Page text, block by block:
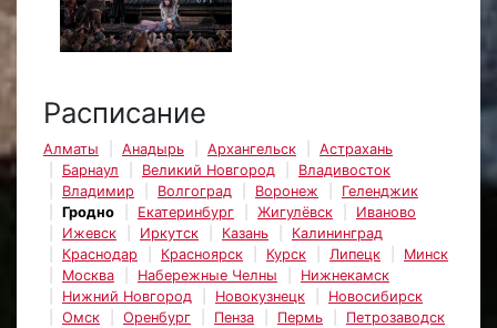
Расписание
Алматы Анадырь Архангельск
Астрахань
Барнаул
Великий Новгород
Владивосток
Владимир
Волгоград Воронеж
Геленджик
Гродно
Екатеринбург Жигулёвск
Иваново
Ижевск
Иркутск Казань
Калининград
Краснодар
Красноярск Курск Липецк
Минск
Москва
Набережные Челны
Нижнекамск
Нижний Новгород
Новокузнецк
Новосибирск
Омск
Оренбург Пенза Пермь
Петрозаводск